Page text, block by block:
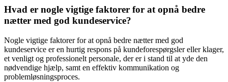
Hvad er nogle vigtige faktorer for at opnå bedre
nætter med god kundeservice?
Nogle vigtige faktorer for at opnå bedre nætter med god
kundeservice er en hurtig respons på kundeforespørgsler eller klager,
et venligt og professionelt personale, der er i stand til at yde den
nødvendige hjælp, samt en effektiv kommunikation og
problemløsningsproces.